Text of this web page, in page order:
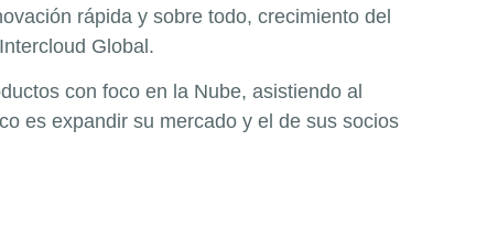
rápida y sobre todo, crecimiento del
Global.
con foco en la Nube, asistiendo al
es expandir su mercado y el de sus socios